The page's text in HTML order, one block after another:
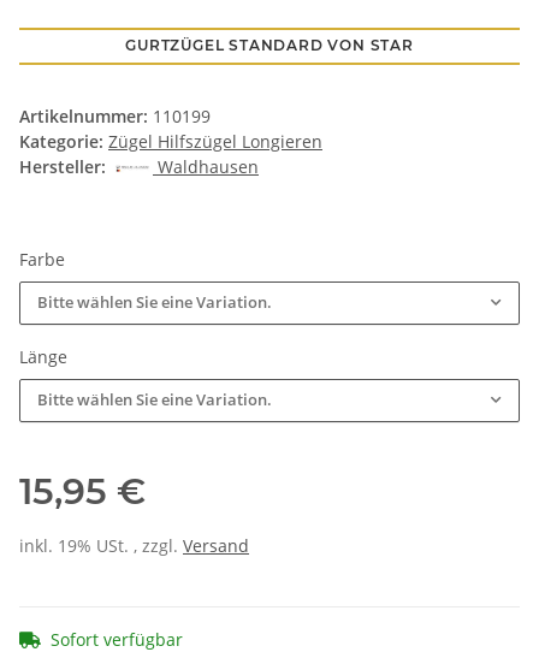
GURTZÜGEL STANDARD VON STAR
Artikelnummer: 110199
Kategorie: Zügel Hilfszügel Longieren
Hersteller:
Waldhausen
Farbe
Bitte wählen Sie eine Variation.
Länge
Bitte wählen Sie eine Variation.
15,95 €
inkl. 19% USt. , zzgl. Versand
Sofort verfügbar